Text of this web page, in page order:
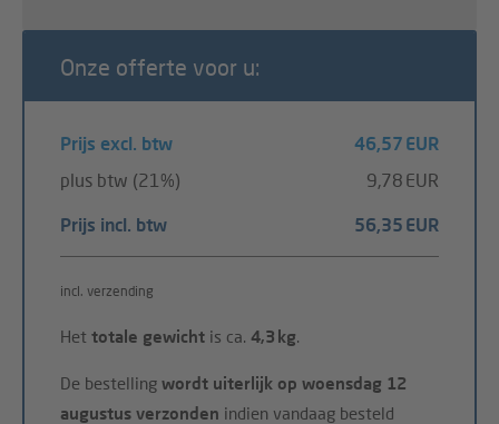
Onze offerte voor u:
Prijs excl. btw
46,57 EUR
plus btw (21%)
9,78 EUR
Prijs incl. btw 56,35 EUR
incl. verzending
Het totale gewicht is ca. 4,3 kg.
De bestelling wordt uiterlijk op woensdag 12
augustus verzonden indien vandaag besteld